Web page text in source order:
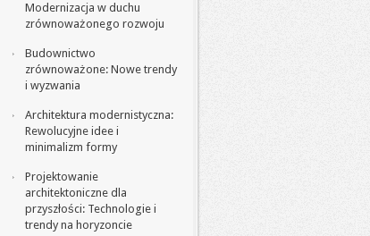
Modernizacja w duchu
zrównoważonego rozwoju
Budownictwo
zrównoważone: Nowe trendy
i wyzwania
Architektura modernistyczna:
Rewolucyjne idee i
minimalizm formy
Projektowanie
architektoniczne dla
przyszłości: Technologie i
trendy na horyzoncie